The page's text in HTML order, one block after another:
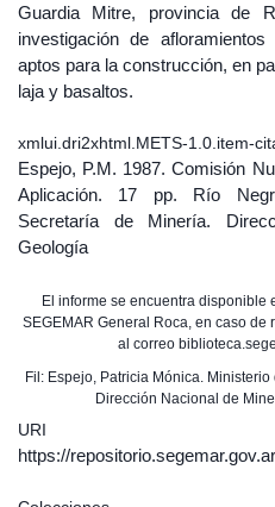
Guardia Mitre, provincia de
investigación de
aptos para la construcción, en
laja y basaltos.
xmlui.dri2xhtml.METS-1.0.item-
Espejo, P.M. 1987. Comisión
Aplicación. 17 pp. Río
Secretaría de Minería.
Geología
El informe se encuentra disponible
SEGEMAR General Roca, en caso
al correo
Fil: Espejo, Patricia Mónica.
Dirección Nacional de
URI
https://